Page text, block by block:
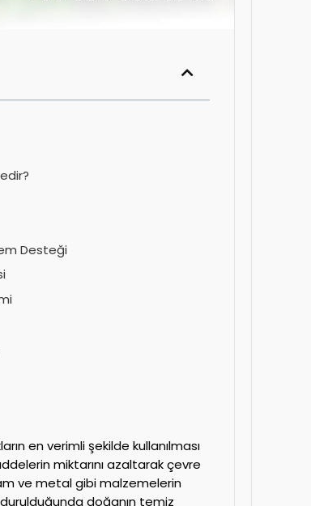
Desteği
en verimli şekilde kullanılması
miktarını azaltarak çevre
ve metal gibi malzemelerin
doğanın temiz